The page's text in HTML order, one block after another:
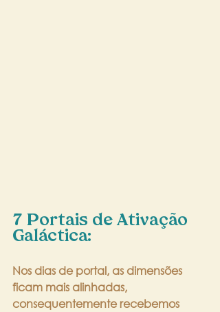
7 Portais de Ativação
Galáctica:
Nos dias de portal, as dimensões
ficam mais alinhadas,
consequentemente recebemos